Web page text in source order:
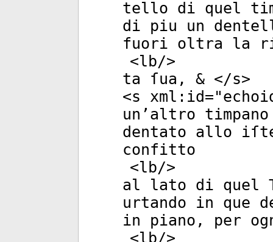
tello di quel
di piu un
fuori oltra la
<lb/>
ta ſua, & </s>
<s xml:id="
un’altro
dentato allo
confitto
<lb/>
al lato di quel
urtando in que
in piano, per
<lb/>